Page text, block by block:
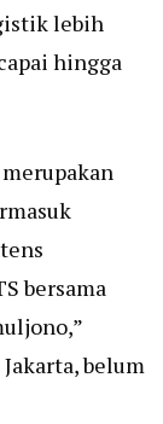
lebih
hingga
bersama
belum